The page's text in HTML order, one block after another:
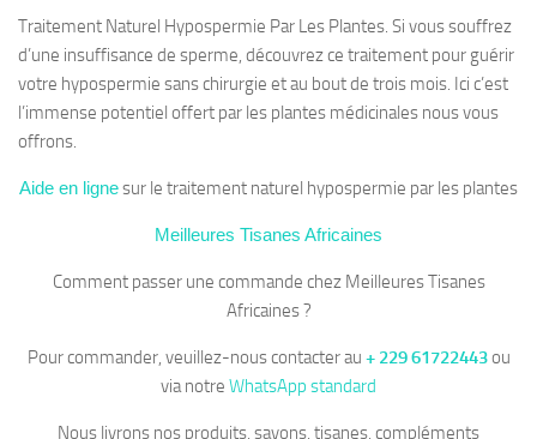
Traitement Naturel Hypospermie Par Les Plantes. Si vous souffrez
d’une insuffisance de sperme, découvrez ce traitement pour guérir
votre hypospermie sans chirurgie et au bout de trois mois. Ici c’est
l’immense potentiel offert par les plantes médicinales nous vous
offrons.
Aide en lignesur le traitement naturel hypospermie par les plantes
Meilleures Tisanes Africaines
Comment passer une commande chez Meilleures Tisanes
Africaines ?
Pour commander, veuillez-nous contacter au + 229 61722443ou
via notre WhatsApp standard
Nous livrons nos produits, savons, tisanes, compléments